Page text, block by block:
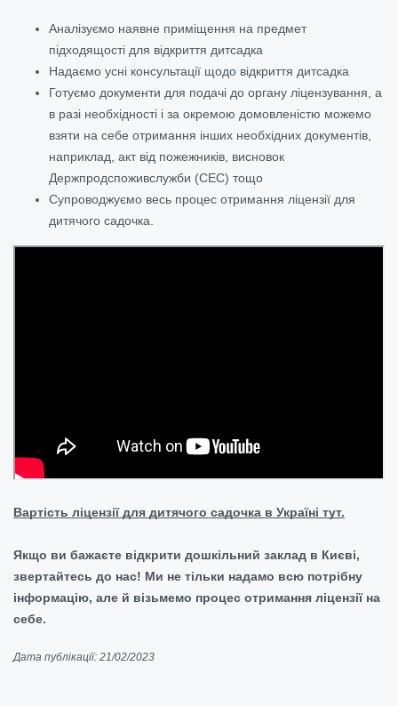
Аналізуємо наявне приміщення на предмет
підходящості для відкриття дитсадка
Надаємо усні консультації щодо відкриття дитсадка
Готуємо документи для подачі до органу ліцензування, а
в разі необхідності і за окремою домовленістю можемо
взяти на себе отримання інших необхідних документів,
наприклад, акт від пожежників, висновок
Держпродспоживслужби (СЕС) тощо
Супроводжуємо весь процес отримання ліцензії для
дитячого садочка.
Вартість ліцензії для дитячого садочка в Україні тут.
Якщо ви бажаєте відкрити дошкільний заклад в Києві,
звертайтесь до нас! Ми не тільки надамо всю потрібну
інформацію, але й візьмемо процес отримання ліцензії на
себе.
Дата публікації: 21/02/2023